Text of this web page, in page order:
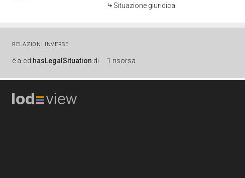
Situazione giuridica
RELAZIONI INVERSE
è a-cd:hasLegalSituation di 1 risorsa